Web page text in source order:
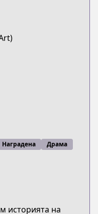
Наградена
Драма
историята на